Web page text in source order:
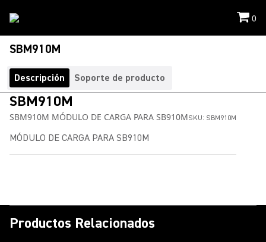
0
SBM910M
Descripción Soporte de producto
SBM910M
SBM910M MÓDULO DE CARGA PARA SB910MSKU: SBM910M
MÓDULO DE CARGA PARA SB910M
Productos Relacionados